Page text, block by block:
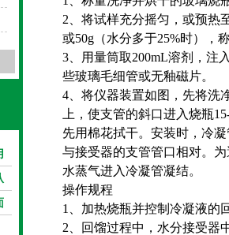
2、将试样充分摇匀，或预热
或50g（水分多于25%时），
3、用量筒取200mL溶剂，注
些玻璃毛细管或无釉磁片。
4、将仪器装置如图，先将洗
上，使支管的斜口进入烧瓶
先用棉花拭干。安装时，冷
与接受器的支管管口相对。
水蒸气进入冷凝管凝结。
操作规程
1、加热烧瓶并控制冷凝液的
2、回馏过程中，水分接受器